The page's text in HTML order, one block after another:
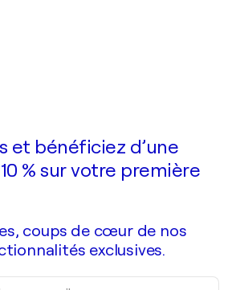
passe commande
et bénéficiez d’une
% sur votre première
coups de cœur de nos
exclusives.